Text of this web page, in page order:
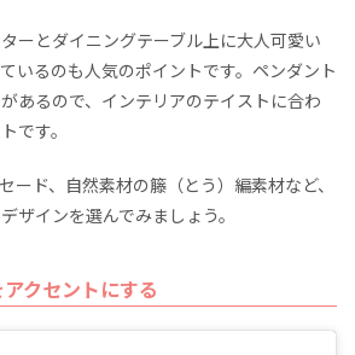
ーとダイニングテーブル上に大人可愛い
いるのも人気のポイントです。ペンダント
あるので、インテリアのテイストに合わ
です。
ード、自然素材の籐（とう）編素材など、
ザインを選んでみましょう。
クセントにする